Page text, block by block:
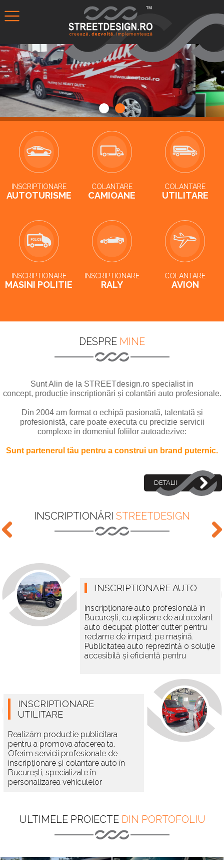
INSCRIPTIONARE
AUTOTURISME
COLANTARE
CAMIOANE
COLANTARE
UTILITARE
INSCRIPTIONARE
MASINI POLITIE
INSCRIPTIONARE
RALY
COLANTARE
AVION
DESPRE MINE
Sunt Alin de la STREETdesign.ro specialist in
concept, producție inscriptionări și colantări auto profesionale.
Din 2004 am format o echipă pasionată, talentată și
profesionistă, care poate executa cu precizie servicii
complexe in domeniul foliilor autoadezive:
Sunt partenerul tău pentru a construi un brand puternic.
DETALII
INSCRIPTIONĂRI STREETDESIGN
INSCRIPTIONARE AUTO
Inscripționare auto profesională în
București, cu aplicare de autocolant
auto decupat plotter cutter pentru
reclame de impact pe mașină.
Publicitatea auto reprezintă o soluție
accesibilă și eficientă pentru
pentru un design original, la un cost
INSCRIPTIONARE
UTILITARE
Realizăm productie publicitara
pentru a promova afacerea ta.
Oferim servicii profesionale de
inscripționare și colantare auto în
București, specializate în
personalizarea vehiculelor
de marketing cu inscripționări
comerciale unice și de impact.
Beneficiază de soluții personalizate
pe drumurile din București și nu
ULTIMELE PROIECTE DIN PORTOFOLIU